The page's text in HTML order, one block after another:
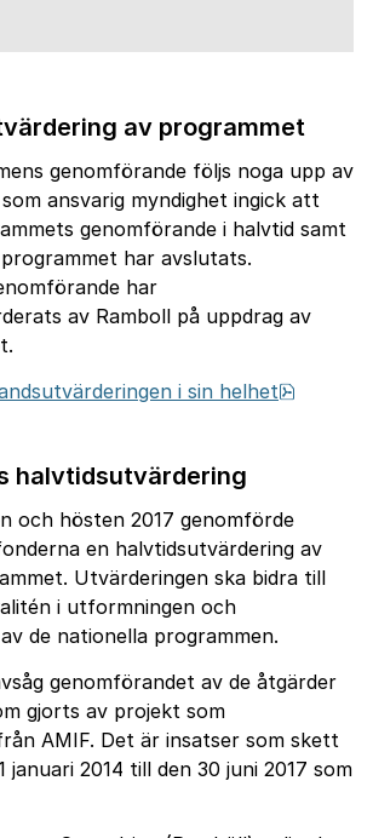
av programmet
genomförande följs noga upp av
ansvarig myndighet ingick att
genomförande i halvtid samt
har avslutats.
har
av Ramboll på uppdrag av
i sin helhet
halvtidsutvärdering
och hösten 2017 genomförde
en halvtidsutvärdering av
Utvärderingen ska bidra till
i utformningen och
de nationella programmen.
genomförandet av de åtgärder
gjorts av projekt som
AMIF. Det är insatser som skett
januari 2014 till den 30 juni 2017 som